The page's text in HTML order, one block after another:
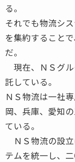
る。
それでも物流シ
を集約すること
だ。
現在、ＮＳグ
託している。
ＮＳ物流は一社
岡、兵庫、愛知
ている。
ＮＳ物流の設立
テムを統一し、